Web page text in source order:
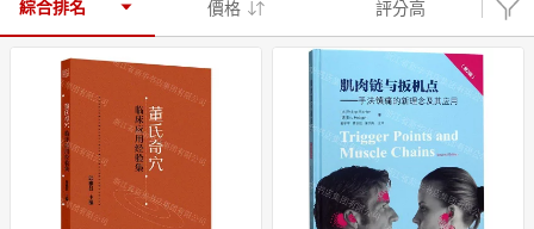
居家生活 3C家電 親子玩具
女裝 男裝 化妝保養 情趣用品
日本購物 電子/紙本書
綜合排名 價格 評分高